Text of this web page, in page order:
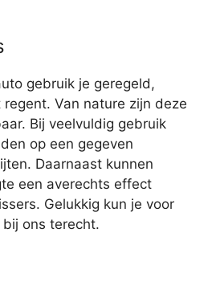
gebruik je geregeld,
Van nature zijn deze
Bij veelvuldig gebruik
op een gegeven
Daarnaast kunnen
een averechts effect
Gelukkig kun je voor
ons terecht.